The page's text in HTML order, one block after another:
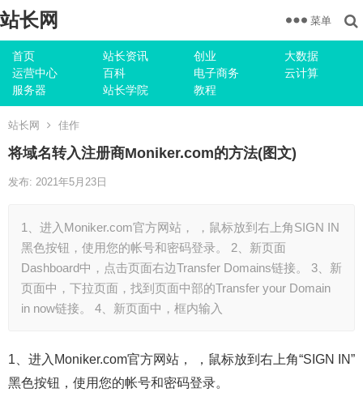
站长网
首页 站长资讯 创业
大数据
运营中心
百科 电子商务
云计算
服务器
站长学院 教程
菜单
站长网 佳作
将域名转入注册商Moniker.com的方法(图文)
发布: 2021年5月23日
1、进入Moniker.com官方网站， ，鼠标放到右上角SIGN IN
黑色按钮，使用您的帐号和密码登录。 2、新页面
Dashboard中，点击页面右边Transfer Domains链接。 3、新
页面中，下拉页面，找到页面中部的Transfer your Domain
in now链接。 4、新页面中，框内输入
1、进入Moniker.com官方网站， ，鼠标放到右上角“SIGN IN”
黑色按钮，使用您的帐号和密码登录。